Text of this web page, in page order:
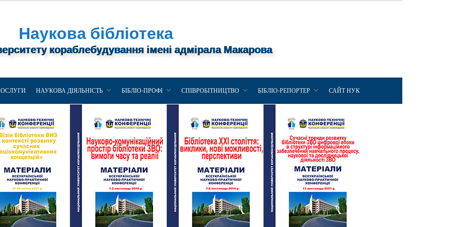
Наукова бібліотека
кораблебудування імені адмірала Макарова
НАУКОВА ДІЯЛЬНІСТЬ БІБЛІО-ПРОФІ СПІВРОБІТНИЦТВО БІБЛІО-РЕПОРТЕР САЙТ НУК